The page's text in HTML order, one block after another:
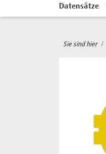
Datensätze
Sie sind hier